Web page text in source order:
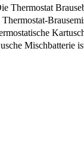
Thermostat
Mischbatterie